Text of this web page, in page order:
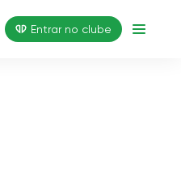
Entrar no clube